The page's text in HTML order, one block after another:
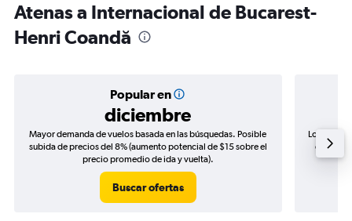
Atenas a Internacional de Bucarest-
Henri Coandă
Popular en
diciembre
Mayor demanda de vuelos basada en las búsquedas. Posible
subida de precios del 8% (aumento potencial de $15 sobre el
precio promedio de ida y vuelta).
Buscar ofertas
Los
de